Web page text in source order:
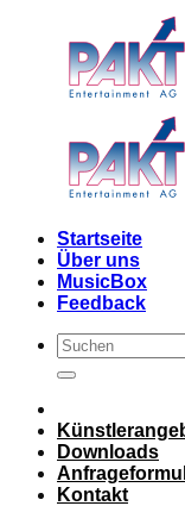
Startseite
Über uns
MusicBox
Feedback
Downloads
Kontakt